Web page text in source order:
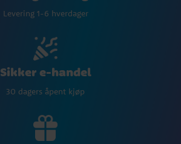
Levering 1-6 hverdager
Sikker e-handel
30 dagers åpent kjøp